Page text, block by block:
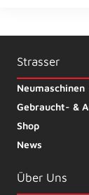
Strasser
Neumaschinen
Gebraucht- &
Shop
News
Über Uns